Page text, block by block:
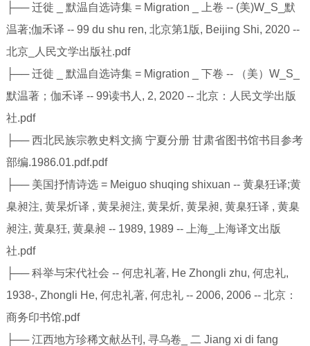
├── 迁徙 _ 默温自选诗集 = Migration _ 上卷 -- (美)W_S_默
温著;伽禾译 -- 99 du shu ren, 北京第1版, Beijing Shi, 2020 --
北京_人民文学出版社.pdf
├── 迁徙 _ 默温自选诗集 = Migration _ 下卷 -- （美）W_S_
默温著；伽禾译 -- 99读书人, 2, 2020 -- 北京：人民文学出版
社.pdf
├── 西北民族宗教史料文摘 宁夏分册 甘肃省图书馆书目参考
部编.1986.01.pdf.pdf
├── 美国抒情诗选 = Meiguo shuqing shixuan -- 黄臬狅译;黄
臬昶注, 黄杲炘译 , 黄杲昶注, 黄杲炘, 黄杲昶, 黄臬狅译 , 黄臬
昶注, 黄臬狅, 黄臬昶 -- 1989, 1989 -- 上海_上海译文出版
社.pdf
├── 科举与宋代社会 -- 何忠礼著, He Zhongli zhu, 何忠礼,
1938-, Zhongli He, 何忠礼著, 何忠礼 -- 2006, 2006 -- 北京：
商务印书馆.pdf
├── 江西地方珍稀文献丛刊, 寻乌卷_ 二 Jiang xi di fang